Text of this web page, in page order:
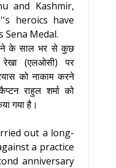
and Kashmir,
heroics have
Medal.
के साल भर से कुछ
(एलओसी) पर
को नाकाम करने
राहुल शर्मा को
गया है।
out a long-
a practice
anniversary